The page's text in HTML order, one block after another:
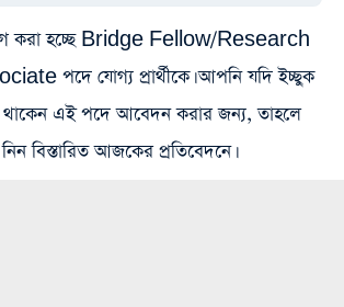
করা হচ্ছে Bridge Fellow/Research
পদে যোগ্য প্রার্থীকে। আপনি যদি ইচ্ছুক
থাকেন এই পদে আবেদন করার জন্য, তাহলে
বিস্তারিত আজকের প্রতিবেদনে।